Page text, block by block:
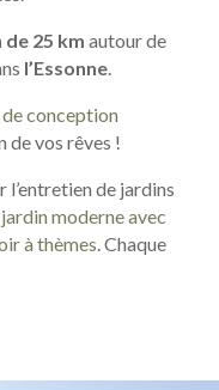
25 km autour de
l’Essonne.
conception
de vos rêves !
de jardins
jardin moderne avec
à thèmes. Chaque